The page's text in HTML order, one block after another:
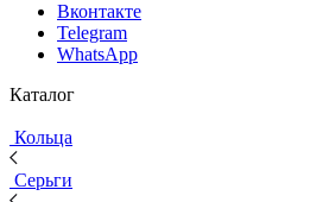
Вконтакте
Telegram
WhatsApp
Каталог
Кольца
Серьги